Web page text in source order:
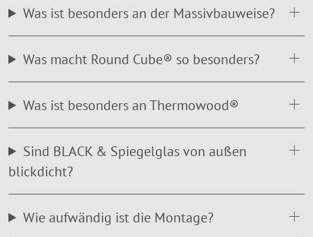
Was ist besonders an der Massivbauweise?
Was macht Round Cube® so besonders?
Was ist besonders an Thermowood®
Sind BLACK & Spiegelglas von außen
blickdicht?
Wie aufwändig ist die Montage?